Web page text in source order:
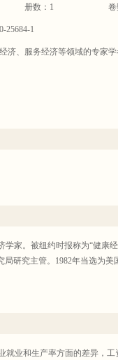
册数：1 卷
25684-1
济、服务经济等领域的专家
学家。被纽约时报称为“健康
局研究主管。1982年当选为
就业和生产率方面的差异，